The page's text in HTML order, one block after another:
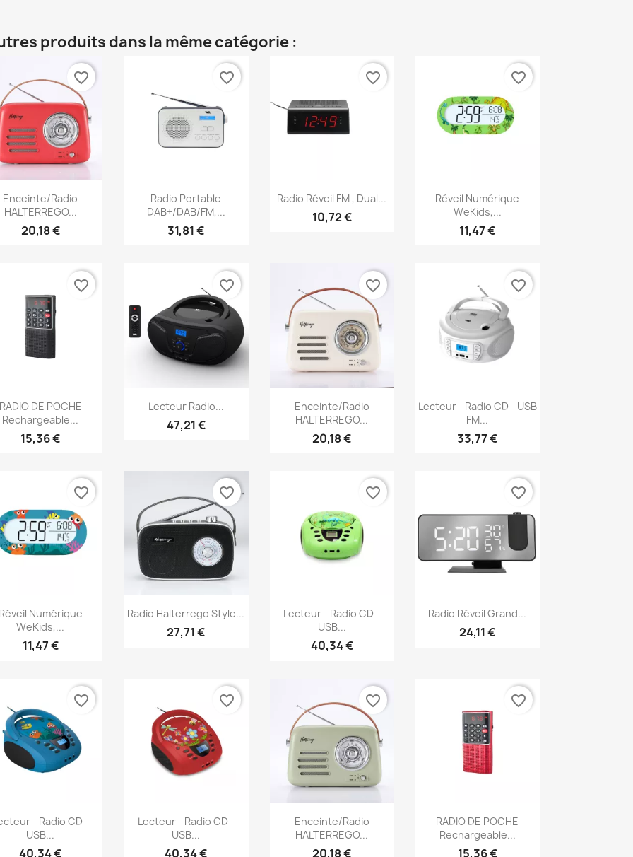
produits dans la même catégorie :
Aperçu rapide
Enceinte/Radio
HALTERREGO...
20,18 €
favorite_border
Aperçu rapide
Radio Portable
DAB+/DAB/FM,...
31,81 €
favorite_border
Aperçu rapide
Radio Réveil FM , Dual...
10,72 €
favorite_border
Aperçu rapide
Réveil Numérique
WeKids,...
11,47 €
favorite_border
Aperçu rapide
DE POCHE
Rechargeable...
15,36 €
favorite_border
Aperçu rapide
Lecteur Radio...
47,21 €
favorite_border
Aperçu rapide
Enceinte/Radio
HALTERREGO...
20,18 €
favorite_border
Aperçu rapide
Lecteur - Radio CD - USB
FM...
33,77 €
favorite_border
Aperçu rapide
Numérique
WeKids,...
11,47 €
favorite_border
 Aperçu rapide
Radio Halterrego Style...
27,71 €
favorite_border
Aperçu rapide
Lecteur - Radio CD -
USB...
40,34 €
favorite_border
Aperçu rapide
Radio Réveil Grand...
24,11 €
favorite_border
Aperçu rapide
- Radio CD -
USB...
40,34 €
favorite_border
Aperçu rapide
Lecteur - Radio CD -
USB...
40,34 €
favorite_border
Aperçu rapide
Enceinte/Radio
HALTERREGO...
20,18 €
favorite_border
Aperçu rapide
RADIO DE POCHE
Rechargeable...
15,36 €
favorite_border